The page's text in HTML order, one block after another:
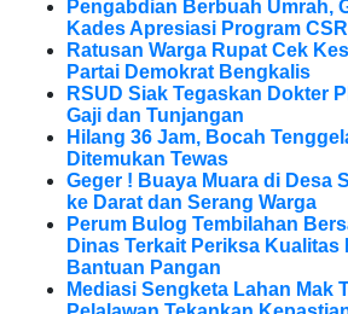
Pengabdian Berbuah Umrah,
Kades Apresiasi Program
Ratusan Warga Rupat Cek
Partai Demokrat Bengkalis
RSUD Siak Tegaskan Dokter
Gaji dan Tunjangan
Hilang 36 Jam, Bocah
Ditemukan Tewas
Geger ! Buaya Muara di Desa
ke Darat dan Serang Warga
Perum Bulog Tembilahan
Dinas Terkait Periksa Kualitas
Bantuan Pangan
Mediasi Sengketa Lahan Mak